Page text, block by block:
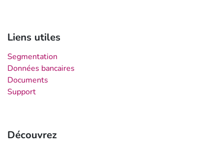
Liens utiles
Segmentation
Données bancaires
Documents
Support
Découvrez